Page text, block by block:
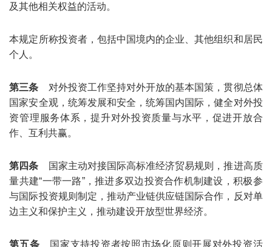
及其他相关权益的活动。
本规定所称投资者，包括中国境内的企业、其他组织和居民
个人。
第三条 对外投资工作坚持对外开放的基本国策，贯彻总体
国家安全观，统筹发展和安全，统筹国内国际，健全对外投
资管理服务体系，提升对外投资质量与水平，促进开放合
作、互利共赢。
第四条 国家主动对接国际高标准经济贸易规则，推进高质
量共建“一带一路”，推进多双边投资合作机制建设，积极参
与国际投资规则制定，推动产业链供应链国际合作，反对单
边主义和保护主义，推动建设开放型世界经济。
第五条 国家支持投资者按照市场化原则开展对外投资活